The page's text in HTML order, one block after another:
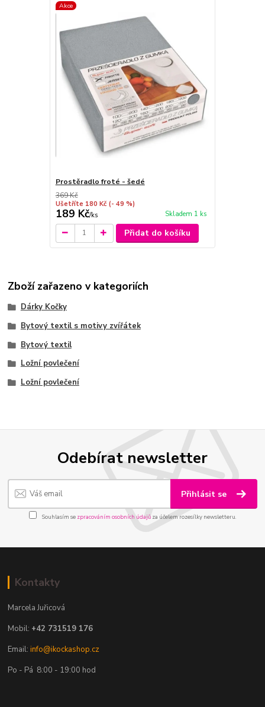
Akce
Prostěradlo froté - šedé
369 Kč
Ušetříte 180 Kč (- 49 %)
189 Kč/ks Skladem 1 ks
Přidat do košíku
Zboží zařazeno v kategoriích
Dárky Kočky
Bytový textil s motivy zvířátek
Bytový textil
Ložní povlečení
Ložní povlečení
Odebírat newsletter
Přihlásit se
Souhlasím se zpracováním osobních údajůza účelem rozesílky newsletteru.
Kontakty
Marcela Juřicová
Mobil: +42 731519 176
Email:info@ikockashop.cz
Po - Pá 8:00 - 19:00 hod